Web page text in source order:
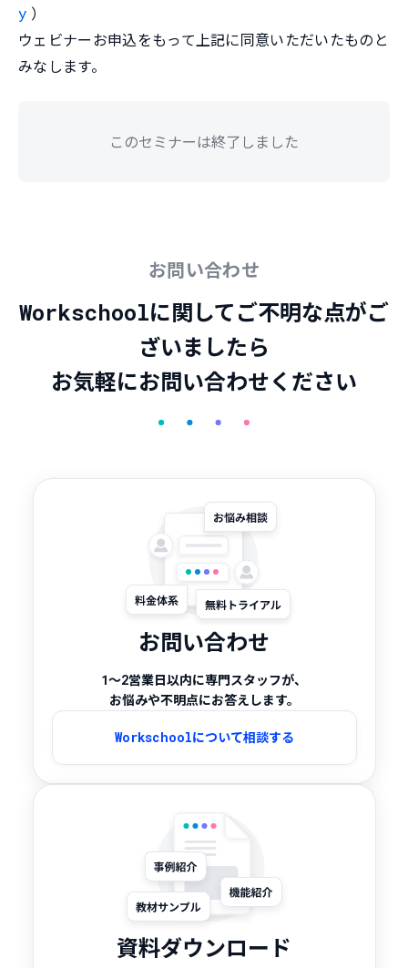
y ）
ウェビナーお申込をもって上記に同意いただいたものと
みなします。
このセミナーは終了しました
お問い合わせ
Workschoolに関してご不明な点がご
ざいましたら
お気軽にお問い合わせください
お問い合わせ
1～2営業日以内に専門スタッフが、
お悩みや不明点にお答えします。
Workschoolについて相談する
資料ダウンロード